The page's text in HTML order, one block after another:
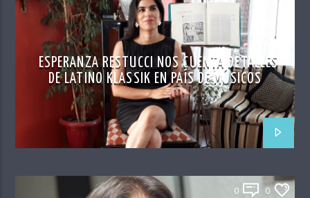
ESPERANZA RESTUCCI NOS CUENTA DETALLES
DE LATINO KLASSIK EN PAÍS DE MÚSICOS
0 0